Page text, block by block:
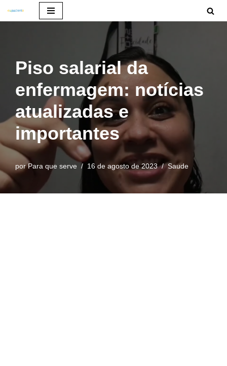
conteúdo
Piso salarial da
enfermagem: notícias
atualizadas e
importantes
porPara que serve 16 de agosto de 2023 Saude